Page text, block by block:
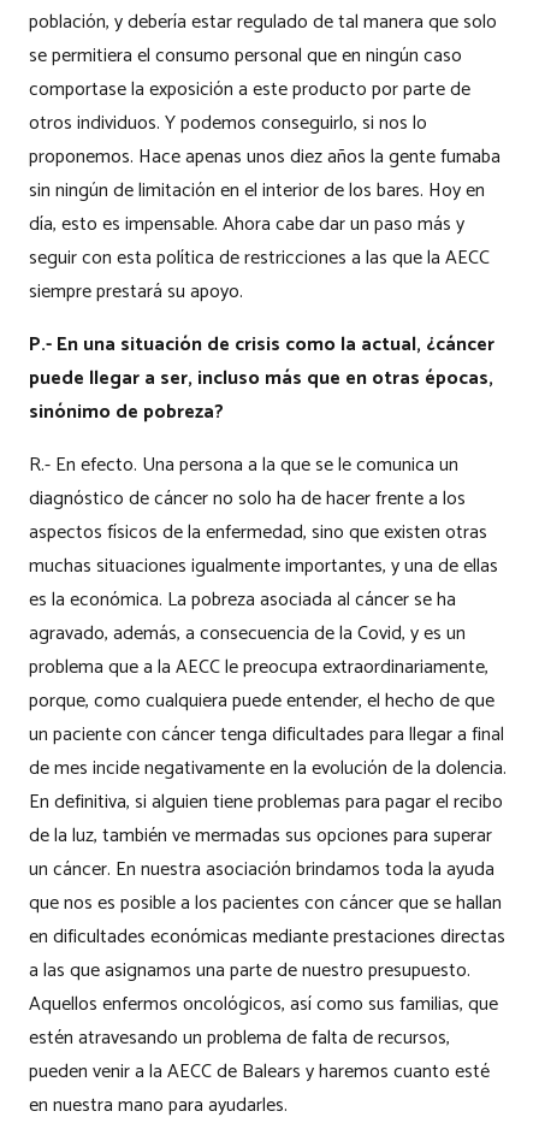
población, y debería estar regulado de tal manera que solo
se permitiera el consumo personal que en ningún caso
comportase la exposición a este producto por parte de
otros individuos. Y podemos conseguirlo, si nos lo
proponemos. Hace apenas unos diez años la gente fumaba
sin ningún de limitación en el interior de los bares. Hoy en
día, esto es impensable. Ahora cabe dar un paso más y
seguir con esta política de restricciones a las que la AECC
siempre prestará su apoyo.
P.- En una situación de crisis como la actual, ¿cáncer
puede llegar a ser, incluso más que en otras épocas,
sinónimo de pobreza?
R.- En efecto. Una persona a la que se le comunica un
diagnóstico de cáncer no solo ha de hacer frente a los
aspectos físicos de la enfermedad, sino que existen otras
muchas situaciones igualmente importantes, y una de ellas
es la económica. La pobreza asociada al cáncer se ha
agravado, además, a consecuencia de la Covid, y es un
problema que a la AECC le preocupa extraordinariamente,
porque, como cualquiera puede entender, el hecho de que
un paciente con cáncer tenga dificultades para llegar a final
de mes incide negativamente en la evolución de la dolencia.
En definitiva, si alguien tiene problemas para pagar el recibo
de la luz, también ve mermadas sus opciones para superar
un cáncer. En nuestra asociación brindamos toda la ayuda
que nos es posible a los pacientes con cáncer que se hallan
en dificultades económicas mediante prestaciones directas
a las que asignamos una parte de nuestro presupuesto.
Aquellos enfermos oncológicos, así como sus familias, que
estén atravesando un problema de falta de recursos,
pueden venir a la AECC de Balears y haremos cuanto esté
en nuestra mano para ayudarles.